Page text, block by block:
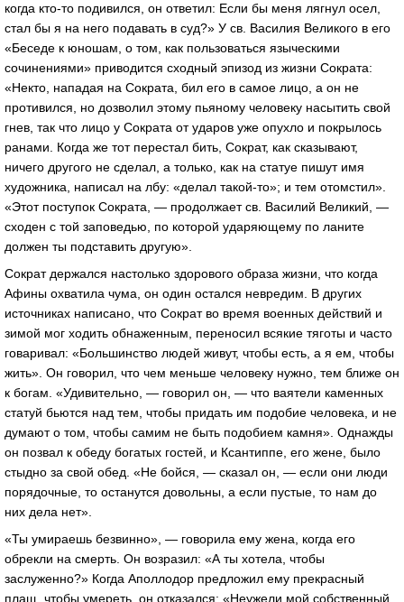
когда кто-то подивился, он ответил: Если бы меня лягнул осел,
стал бы я на него подавать в суд?» У св. Василия Великого в его
«Беседе к юношам, о том, как пользоваться языческими
сочинениями» приводится сходный эпизод из жизни Сократа:
«Некто, нападая на Сократа, бил его в самое лицо, а он не
противился, но дозволил этому пьяному человеку насытить свой
гнев, так что лицо у Сократа от ударов уже опухло и покрылось
ранами. Когда же тот перестал бить, Сократ, как сказывают,
ничего другого не сделал, а только, как на статуе пишут имя
художника, написал на лбу: «делал такой-то»; и тем отомстил».
«Этот поступок Сократа, — продолжает св. Василий Великий, —
сходен с той заповедью, по которой ударяющему по ланите
должен ты подставить другую».
Сократ держался настолько здорового образа жизни, что когда
Афины охватила чума, он один остался невредим. В других
источниках написано, что Сократ во время военных действий и
зимой мог ходить обнаженным, переносил всякие тяготы и часто
говаривал: «Большинство людей живут, чтобы есть, а я ем, чтобы
жить». Он говорил, что чем меньше человеку нужно, тем ближе он
к богам. «Удивительно, — говорил он, — что ваятели каменных
статуй бьются над тем, чтобы придать им подобие человека, и не
думают о том, чтобы самим не быть подобием камня». Однажды
он позвал к обеду богатых гостей, и Ксантиппе, его жене, было
стыдно за свой обед. «Не бойся, — сказал он, — если они люди
порядочные, то останутся довольны, а если пустые, то нам до
них дела нет».
«Ты умираешь безвинно», — говорила ему жена, когда его
обрекли на смерть. Он возразил: «А ты хотела, чтобы
заслуженно?» Когда Аполлодор предложил ему прекрасный
плащ, чтобы умереть, он отказался: «Неужели мой собственный